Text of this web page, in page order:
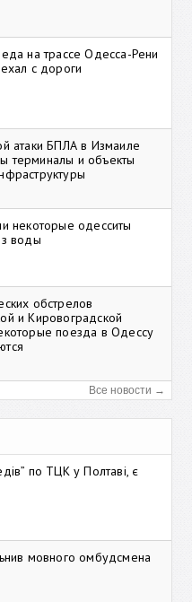
на трассе Одесса-Рени
с дороги
атаки БПЛА в Измаиле
терминалы и объекты
некоторые одесситы
воды
обстрелов
и Кировоградской
поезда в Одессу
Все новости →
по ТЦК у Полтаві, є
мовного омбудсмена